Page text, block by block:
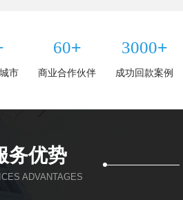
市
60+
商业合作伙伴
3000+
成功回款案例
务优势
ADVANTAGES